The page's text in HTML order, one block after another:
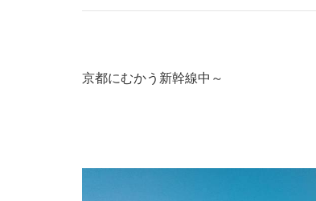
京都にむかう新幹線中～